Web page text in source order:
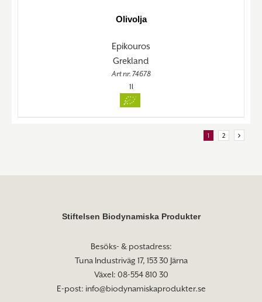
Olivolja
Epikouros
Grekland
Art nr. 74678
1l
1 2
Stiftelsen Biodynamiska Produkter
Besöks- & postadress:
Tuna Industriväg 17, 153 30 Järna
Växel: 08-554 810 30
E-post: info@biodynamiskaprodukter.se